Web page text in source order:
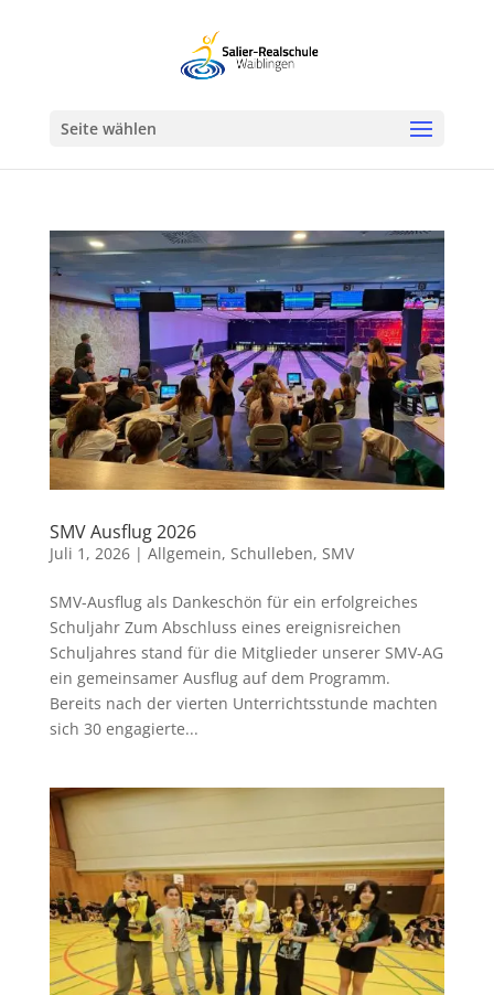
Seite wählen
SMV Ausflug 2026
Juli 1, 2026| Allgemein, Schulleben, SMV
SMV-Ausflug als Dankeschön für ein erfolgreiches
Schuljahr Zum Abschluss eines ereignisreichen
Schuljahres stand für die Mitglieder unserer SMV-AG
ein gemeinsamer Ausflug auf dem Programm.
Bereits nach der vierten Unterrichtsstunde machten
sich 30 engagierte...